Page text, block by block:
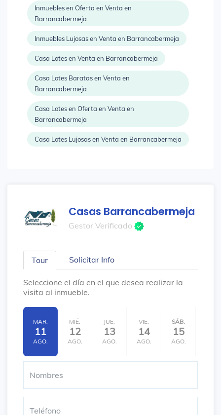
Inmuebles en Oferta en Venta en
Barrancabermeja
Inmuebles Lujosas en Venta en Barrancabermeja
Casa Lotes en Venta en Barrancabermeja
Casa Lotes Baratas en Venta en
Barrancabermeja
Casa Lotes en Oferta en Venta en
Barrancabermeja
Casa Lotes Lujosas en Venta en Barrancabermeja
Casas Barrancabermeja
Gestor Verificado
Tour Solicitar Info
Seleccione el día en el que desea realizar la
visita al inmueble.
MAR.
11
AGO.
MIÉ.
12
AGO.
JUE.
13
AGO.
VIE.
14
AGO.
SÁB.
15
AGO.